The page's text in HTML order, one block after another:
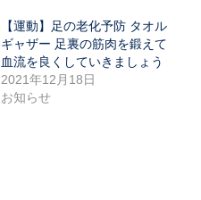
【運動】足の老化予防 タオル
ギャザー 足裏の筋肉を鍛えて
血流を良くしていきましょう
2021年12月18日
お知らせ